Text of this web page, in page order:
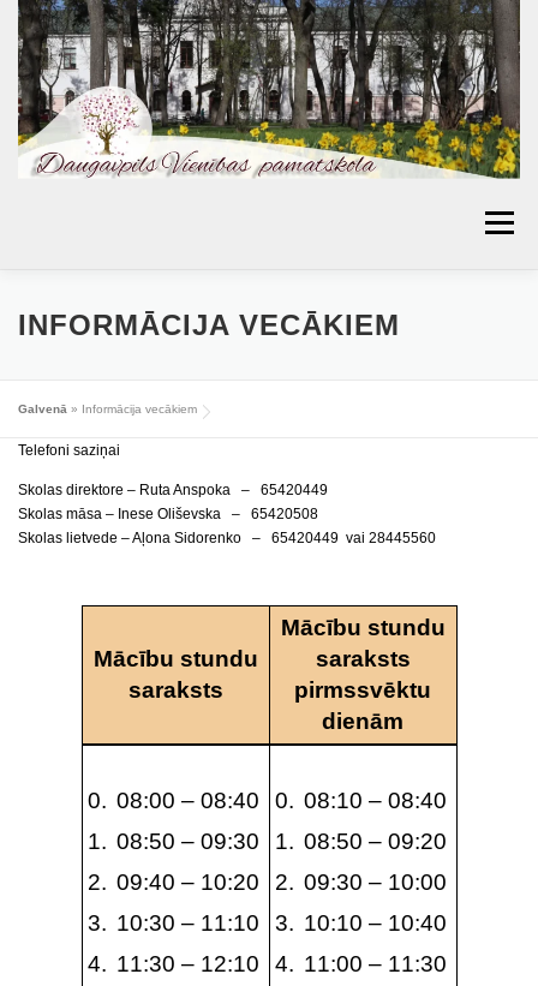
Skip
content
Menu
VECĀKIEM BIBLIOTĒKA PROJEKTI
ĒDIENKARTES
INFORMĀCIJA VECĀKIEM
Galvenā » Informācija vecākiem
Telefoni saziņai
Skolas direktore – Ruta Anspoka – 65420449
Skolas māsa – Inese Oliševska – 65420508
Skolas lietvede – Aļona Sidorenko – 65420449 vai 28445560
Mācību stundu
saraksts
Mācību stundu
saraksts
pirmssvēktu
dienām
08:00 – 08:40
08:50 – 09:30
09:40 – 10:20
10:30 – 11:10
11:30 – 12:10
08:10 – 08:40
08:50 – 09:20
09:30 – 10:00
10:10 – 10:40
11:00 – 11:30